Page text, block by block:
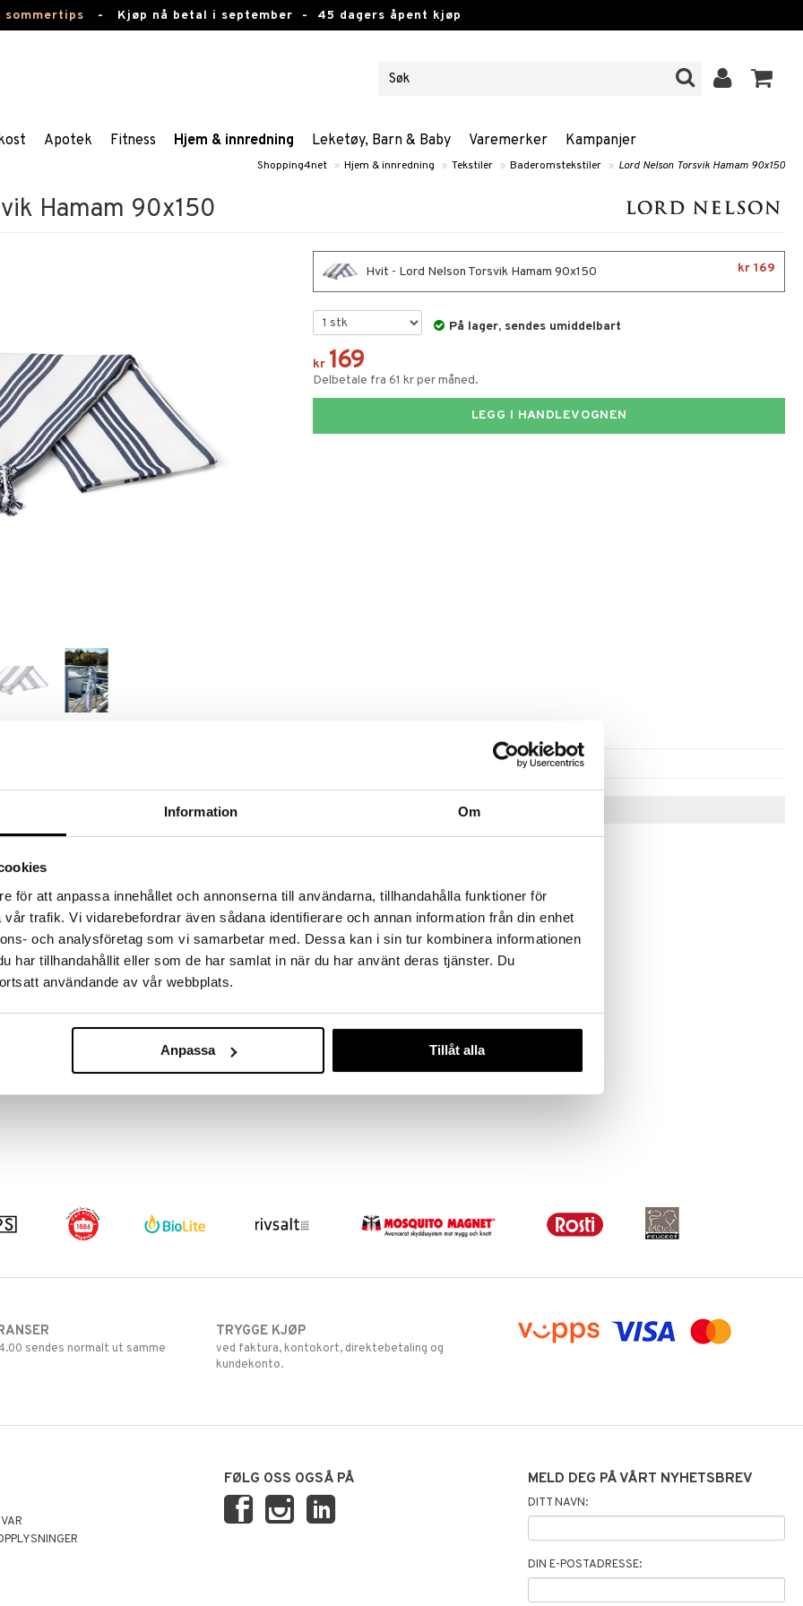
Information Om
för att anpassa innehållet och annonserna till användarna, tillhandahålla funktioner för
trafik. Vi vidarebefordrar även sådana identifierare och annan information från din enhet
och analysföretag som vi samarbetar med. Dessa kan i sin tur kombinera informationen
har tillhandahållit eller som de har samlat in när du har använt deras tjänster. Du
användande av vår webbplats.
Anpassa Tillåt alla
- Kjøp nå betal i september - 45 dagers åpent kjøp
Apotek Fitness Hjem & innredning Leketøy, Barn & Baby Varemerker Kampanjer
Shopping4net » Hjem & innredning » Tekstiler » Baderomstekstiler » Lord Nelson Torsvik Hamam 90x150
Hamam 90x150
Hvit - Lord Nelson Torsvik Hamam 90x150 kr 169
På lager, sendes umiddelbart
kr 169
Delbetale fra 61 kr per måned.
LEGG I HANDLEVOGNEN
kuppene!
til å gjøre kupp under vårt store SALG.
produkter.
til og med 31/8 2026, men vær rask –
dine kan fort gå tom!
»
tilgjengelig med hvit bunn og marineblå striper og
Klassisk, stilig og sommerlig. En hammam har
tar liten plass, kan brukes som badehåndkle,
90x150
sendes normalt ut samme
TRYGGE KJØP
ved faktura, kontokort, direktebetaling og
kundekonto.
FØLG OSS OGSÅ PÅ MELD DEG PÅ VÅRT NYHETSBREV
DITT NAVN:
DIN E-POSTADRESSE: